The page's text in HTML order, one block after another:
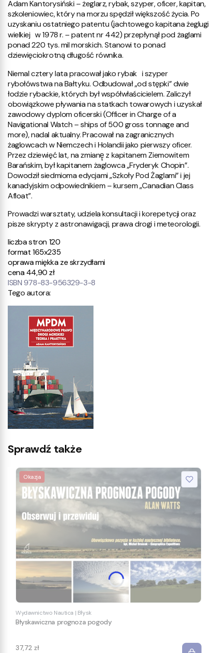
Adam Kantorysiński – żeglarz, rybak, szyper, oficer, kapitan,
szkoleniowiec, który na morzu spędził większość życia. Po
uzyskaniu ostatniego patentu (jachtowego kapitana żeglugi
wielkiej w 1978 r. – patent nr 442) przepłynął pod żaglami
ponad 220 tys. mil morskich. Stanowi to ponad
dziewięciokrotną długość równika.
Niemal cztery lata pracował jako rybak i szyper
rybołówstwa na Bałtyku. Odbudował „od stępki” dwie
łodzie rybackie, których był współwłaścicielem. Zaliczył
obowiązkowe pływania na statkach towarowych i uzyskał
zawodowy dyplom oficerski (Officer in Charge of a
Navigational Watch – ships of 500 gross tonnage and
more), nadal aktualny. Pracował na zagranicznych
żaglowcach w Niemczech i Holandii jako pierwszy oficer.
Przez dziewięć lat, na zmianę̨ z kapitanem Ziemowitem
Barańskim, był kapitanem żaglowca „Fryderyk Chopin”.
Dowodził siedmioma edycjami „Szkoły Pod Żaglami” i jej
kanadyjskim odpowiednikiem – kursem „Canadian Class
Afloat”.
Prowadzi warsztaty, udziela konsultacji i korepetycji oraz
pisze skrypty z astronawigacji, prawa drogi i meteorologii.
liczba stron 120
format 165x235
oprawa miękka ze skrzydłami
cena 44,90 zł
ISBN 978-83-956329-3-8
Tego autora:
Sprawdź także
Okazja
Wydawnictwo Nautica | Błysk
Błyskawiczna prognoza pogody
37,72 zł